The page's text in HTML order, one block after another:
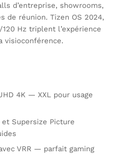
d’entreprise, showrooms,
de réunion. Tizen OS 2024,
Hz triplent l’expérience
visioconférence.
4K — XXL pour usage
Supersize Picture
VRR — parfait gaming